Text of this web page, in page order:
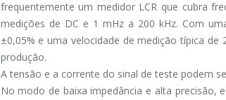
frequentemente um medidor LCR que cubra
medições de DC e 1 mHz a 200 kHz. Com
±0,05% e uma velocidade de medição típica
produção.
A tensão e a corrente do sinal de teste podem
No modo de baixa impedância e alta precisão,